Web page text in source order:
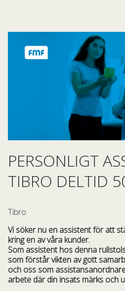
PERSONLIGT
TIBRO DELTID
Tibro
Vi söker nu en assistent för att
kring en av våra kunder.
Som assistent hos denna
som förstår vikten av gott
och oss som
arbete där din insats märks och